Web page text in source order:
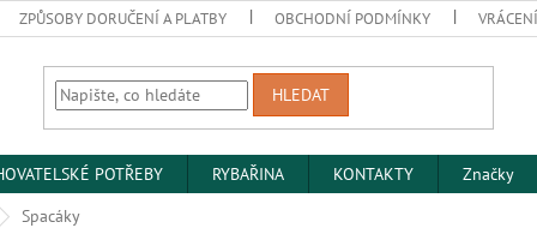
ZPŮSOBY DORUČENÍ A PLATBY OBCHODNÍ PODMÍNKY
HLEDAT
POTŘEBY RYBAŘINA KONTAKTY
Značky
Spacáky